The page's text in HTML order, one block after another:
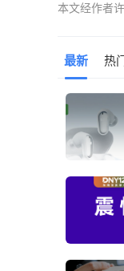
本文经作者
最新 热门